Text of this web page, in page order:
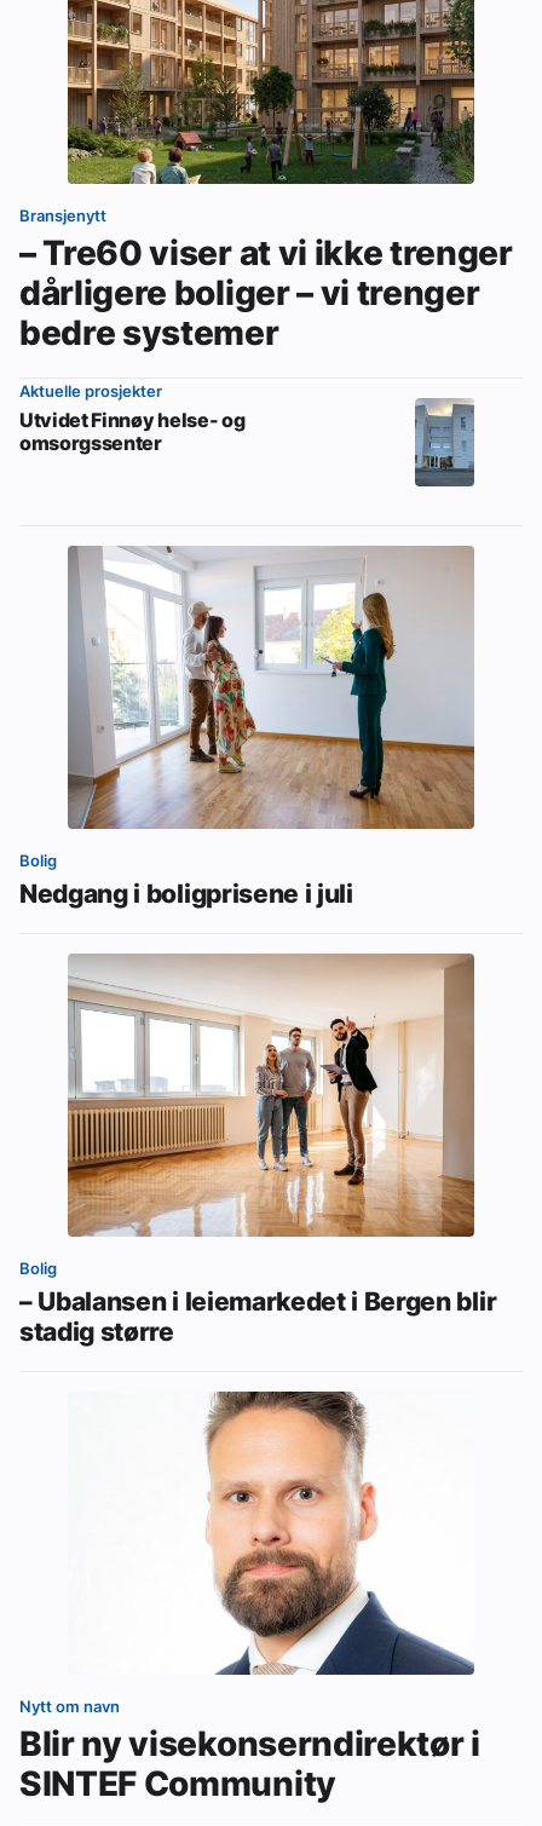
Bransjenytt
– Tre60 viser at vi ikke trenger
dårligere boliger – vi trenger
bedre systemer
Aktuelle prosjekter
Utvidet Finnøy helse- og
omsorgssenter
Bolig
Nedgang i boligprisene i juli
Bolig
– Ubalansen i leiemarkedet i Bergen blir
stadig større
Nytt om navn
Blir ny visekonserndirektør i
SINTEF Community